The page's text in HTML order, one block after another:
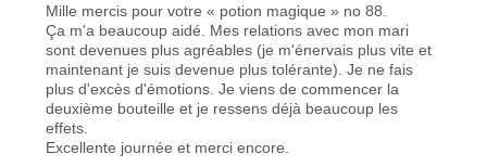
Mille mercis pour votre « potion magique » no 88.
Ça m'a beaucoup aidé. Mes relations avec mon mari
sont devenues plus agréables (je m'énervais plus vite et
maintenant je suis devenue plus tolérante). Je ne fais
plus d'excès d'émotions. Je viens de commencer la
deuxième bouteille et je ressens déjà beaucoup les
effets.
Excellente journée et merci encore.